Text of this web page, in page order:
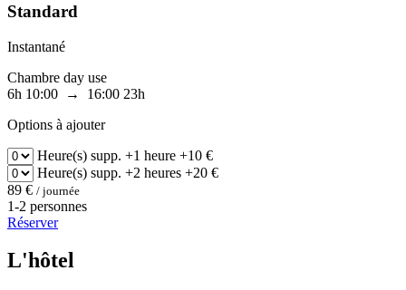
Standard
Instantané
Chambre day use
6h 10:00 → 16:00 23h
Options à ajouter
Heure(s) supp. +1 heure +10 €
Heure(s) supp. +2 heures +20 €
89 € / journée
1-2 personnes
Réserver
L'hôtel